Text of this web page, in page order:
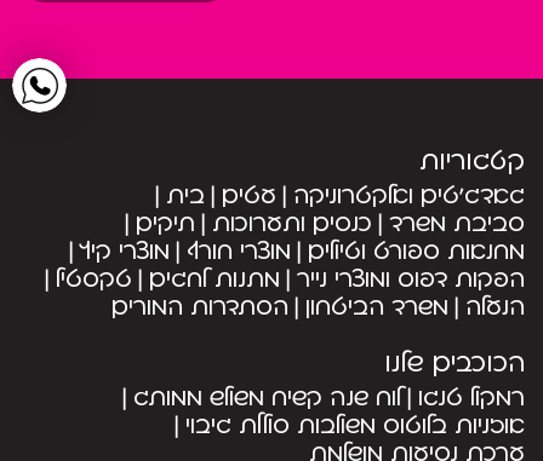
קטגוריות
גאדג’טים ואלקטרוניקה עטים בית
סביבת משרד כנסים ותערוכות תיקים
מחנאות ספורט וטיולים מוצרי חורף מוצרי קיץ
הפקות דפוס ומוצרי נייר מתנות לחגים טקסטיל
הנעלה משרד הביטחון הסתדרות המורים
הכוכבים שלנו
רמקול טנגו לוח שנה קשיח משולש ממותג
אוזניות בלוטוס משולבות סוללת גיבוי
ערכת נסיעות מושלמת